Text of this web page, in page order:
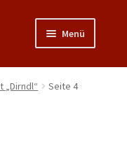
Menü
öffnen
Seite 4